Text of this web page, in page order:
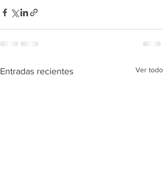
Entradas recientes Ver todo